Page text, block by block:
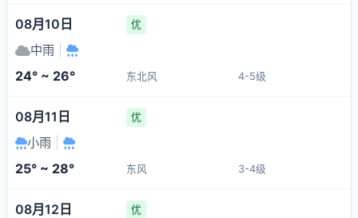
08月10日 优
中雨
24° ~ 26° 东北风 4-5级
08月11日 优
小雨
25° ~ 28° 东风 3-4级
08月12日 优